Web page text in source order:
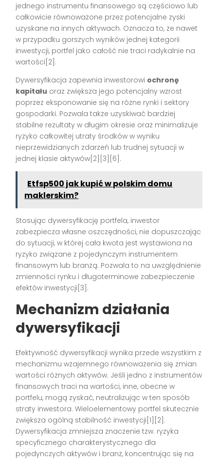
jednego instrumentu finansowego są częściowo lub
całkowicie równoważone przez potencjalne zyski
uzyskane na innych aktywach. Oznacza to, że nawet
w przypadku gorszych wyników jednej kategorii
inwestycji, portfel jako całość nie traci radykalnie na
wartości[2].
Dywersyfikacja zapewnia inwestorowi ochronę
kapitału oraz zwiększa jego potencjalny wzrost
poprzez eksponowanie się na różne rynki i sektory
gospodarki. Pozwala także uzyskiwać bardziej
stabilne rezultaty w długim okresie oraz minimalizuje
ryzyko całkowitej utraty środków w wyniku
nieprzewidzianych zdarzeń lub trudnej sytuacji w
jednej klasie aktywów[2][3][6].
Etfsp500 jak kupić w polskim domu
maklerskim?
Stosując dywersyfikację portfela, inwestor
zabezpiecza własne oszczędności, nie dopuszczając
do sytuacji, w której cała kwota jest wystawiona na
ryzyko związane z pojedynczym instrumentem
finansowym lub branżą. Pozwala to na uwzględnienie
zmienności rynku i długoterminowe zabezpieczenie
efektów inwestycji[3].
Mechanizm działania
dywersyfikacji
Efektywność dywersyfikacji wynika przede wszystkim z
mechanizmu wzajemnego równoważenia się zmian
wartości różnych aktywów. Jeśli jedno z instrumentów
finansowych traci na wartości, inne, obecne w
portfelu, mogą zyskać, neutralizując w ten sposób
straty inwestora. Wieloelementowy portfel skutecznie
zwiększa ogólną stabilność inwestycji[1][2].
Dywersyfikacja zmniejsza znaczenie tzw. ryzyka
specyficznego charakterystycznego dla
pojedynczych aktywów i branż, koncentrując się na